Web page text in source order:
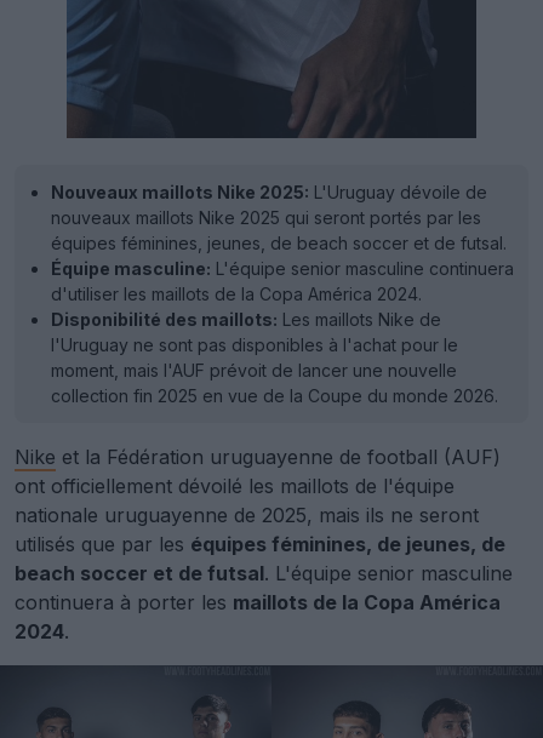
Nouveaux maillots Nike 2025: L'Uruguay dévoile de
nouveaux maillots Nike 2025 qui seront portés par les
équipes féminines, jeunes, de beach soccer et de futsal.
Équipe masculine: L'équipe senior masculine continuera
d'utiliser les maillots de la Copa América 2024.
Disponibilité des maillots: Les maillots Nike de
l'Uruguay ne sont pas disponibles à l'achat pour le
moment, mais l'AUF prévoit de lancer une nouvelle
collection fin 2025 en vue de la Coupe du monde 2026.
Nike et la Fédération uruguayenne de football (AUF)
ont officiellement dévoilé les maillots de l'équipe
nationale uruguayenne de 2025, mais ils ne seront
utilisés que par les équipes féminines, de jeunes, de
beach soccer et de futsal. L'équipe senior masculine
continuera à porter les maillots de la Copa América
2024.